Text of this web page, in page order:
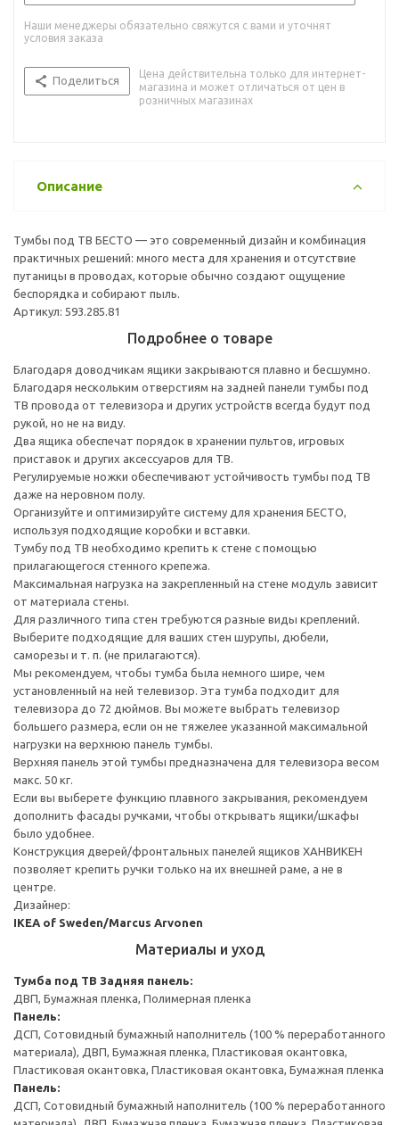
Наши менеджеры обязательно свяжутся с вами и уточнят
условия заказа
Поделиться
Цена действительна только для интернет-
магазина и может отличаться от цен в
розничных магазинах
Описание
Тумбы под ТВ БЕСТО — это современный дизайн и комбинация
практичных решений: много места для хранения и отсутствие
путаницы в проводах, которые обычно создают ощущение
беспорядка и собирают пыль.
Артикул: 593.285.81
Подробнее о товаре
Благодаря доводчикам ящики закрываются плавно и бесшумно.
Благодаря нескольким отверстиям на задней панели тумбы под
ТВ провода от телевизора и других устройств всегда будут под
рукой, но не на виду.
Два ящика обеспечат порядок в хранении пультов, игровых
приставок и других аксессуаров для ТВ.
Регулируемые ножки обеспечивают устойчивость тумбы под ТВ
даже на неровном полу.
Организуйте и оптимизируйте систему для хранения БЕСТО,
используя подходящие коробки и вставки.
Тумбу под ТВ необходимо крепить к стене с помощью
прилагающегося стенного крепежа.
Максимальная нагрузка на закрепленный на стене модуль зависит
от материала стены.
Для различного типа стен требуются разные виды креплений.
Выберите подходящие для ваших стен шурупы, дюбели,
саморезы и т. п. (не прилагаются).
Мы рекомендуем, чтобы тумба была немного шире, чем
установленный на ней телевизор. Эта тумба подходит для
телевизора до 72 дюймов. Вы можете выбрать телевизор
большего размера, если он не тяжелее указанной максимальной
нагрузки на верхнюю панель тумбы.
Верхняя панель этой тумбы предназначена для телевизора весом
макс. 50 кг.
Если вы выберете функцию плавного закрывания, рекомендуем
дополнить фасады ручками, чтобы открывать ящики/шкафы
было удобнее.
Конструкция дверей/фронтальных панелей ящиков ХАНВИКЕН
позволяет крепить ручки только на их внешней раме, а не в
центре.
Дизайнер:
IKEA of Sweden/Marcus Arvonen
Материалы и уход
Тумба под ТВ Задняя панель:
ДВП, Бумажная пленка, Полимерная пленка
Панель:
ДСП, Сотовидный бумажный наполнитель (100 % переработанного
материала), ДВП, Бумажная пленка, Пластиковая окантовка,
Пластиковая окантовка, Пластиковая окантовка, Бумажная пленка
Панель:
ДСП, Сотовидный бумажный наполнитель (100 % переработанного